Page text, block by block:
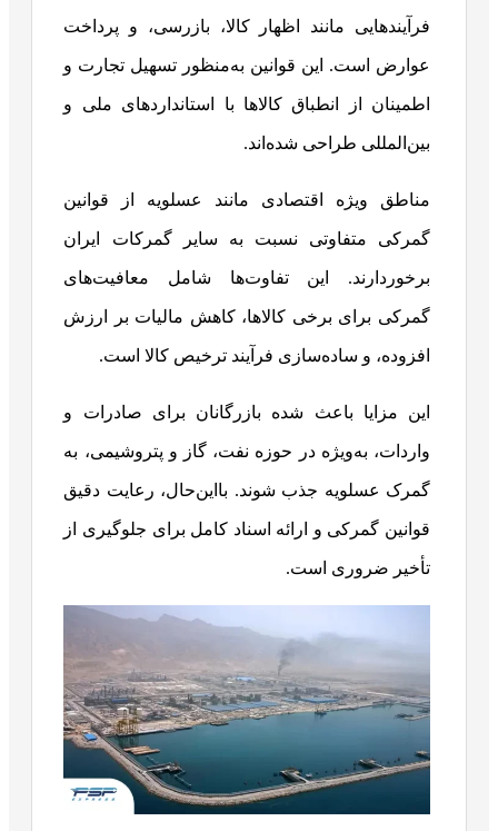
فرآیندهایی مانند اظهار کالا، بازرسی، و پرداخت
عوارض است. این قوانین به‌منظور تسهیل تجارت و
اطمینان از انطباق کالاها با استانداردهای ملی و
بین‌المللی طراحی شده‌اند.
مناطق ویژه اقتصادی مانند عسلویه از قوانین
گمرکی متفاوتی نسبت به سایر گمرکات ایران
برخوردارند. این تفاوت‌ها شامل معافیت‌های
گمرکی برای برخی کالاها، کاهش مالیات بر ارزش
افزوده، و ساده‌سازی فرآیند ترخیص کالا است.
این مزایا باعث شده بازرگانان برای صادرات و
واردات، به‌ویژه در حوزه نفت، گاز و پتروشیمی، به
گمرک عسلویه جذب شوند. بااین‌حال، رعایت دقیق
قوانین گمرکی و ارائه اسناد کامل برای جلوگیری از
تأخیر ضروری است.